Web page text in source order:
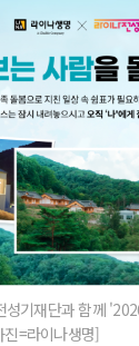
성기재단과 함께
=라이나생명]